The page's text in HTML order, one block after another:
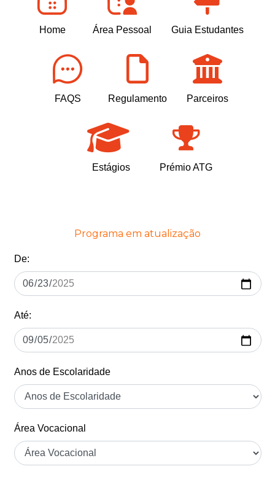
Home Área Pessoal Guia Estudantes
FAQS Regulamento Parceiros
Estágios Prémio ATG
Programa em atualização
De:
Até:
Anos de Escolaridade
Área Vocacional